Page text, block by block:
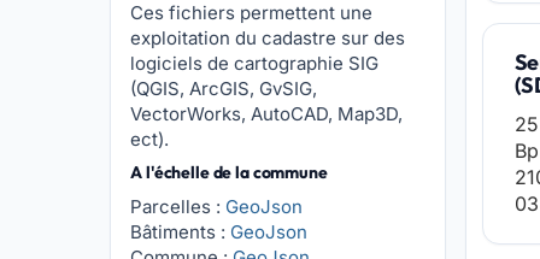
Ces fichiers permettent une
exploitation du cadastre sur des
logiciels de cartographie SIG
(QGIS, ArcGIS, GvSIG,
VectorWorks, AutoCAD, Map3D,
ect).
A l'échelle de la commune
Parcelles : GeoJson
Bâtiments : GeoJson